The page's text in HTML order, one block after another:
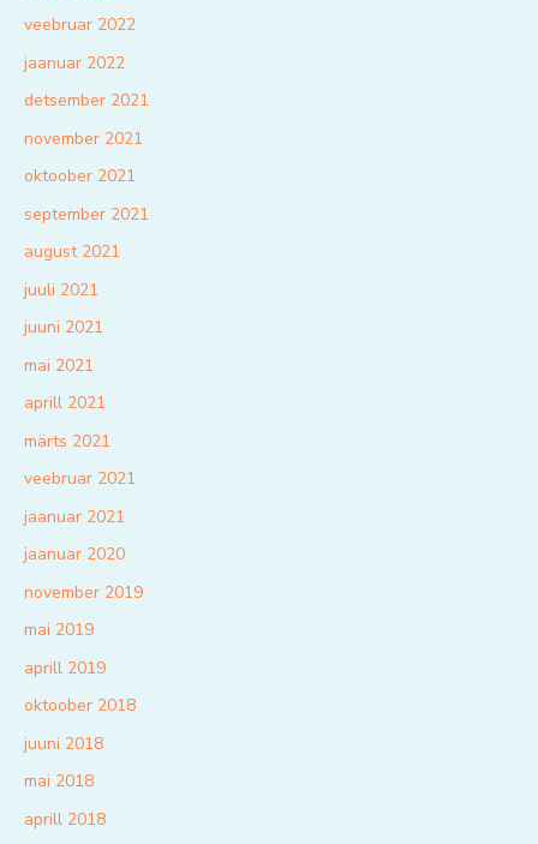
veebruar 2022
jaanuar 2022
detsember 2021
november 2021
oktoober 2021
september 2021
august 2021
juuli 2021
juuni 2021
mai 2021
aprill 2021
märts 2021
veebruar 2021
jaanuar 2021
jaanuar 2020
november 2019
mai 2019
aprill 2019
oktoober 2018
juuni 2018
mai 2018
aprill 2018